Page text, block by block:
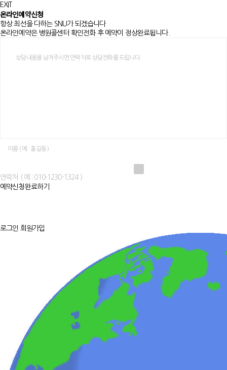
EXIT
온라인예약신청
항상 최선을 다하는 SNU가 되겠습니다
온라인예약은 병원콜센터 확인전화 후 예약이 정상완료됩니다.
예약신청완료하기
로그인 회원가입